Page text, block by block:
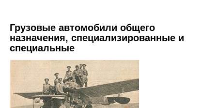
Грузовые автомобили общего
назначения, специализированные и
специальные